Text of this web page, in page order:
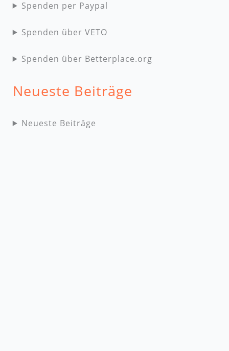
Spenden per Paypal
Spenden über VETO
Spenden über Betterplace.org
Neueste Beiträge
Neueste Beiträge